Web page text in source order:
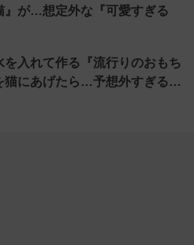
』が…想定外な『可愛すぎる
を入れて作る『流行りのおもち
猫にあげたら…予想外すぎる…